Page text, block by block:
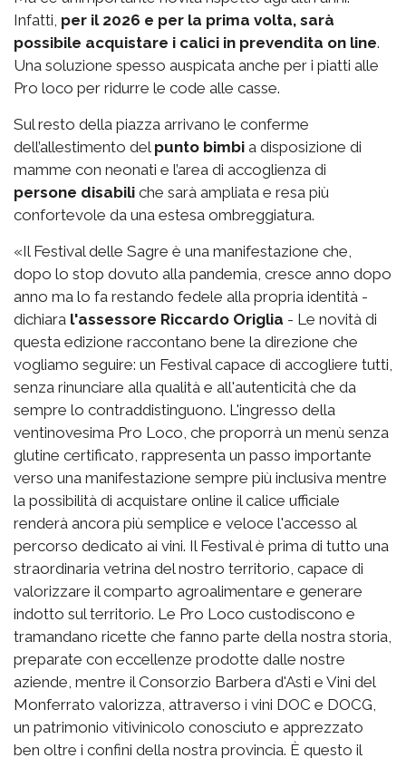
Infatti, per il 2026 e per la prima volta, sarà
possibile acquistare i calici in prevendita on line.
Una soluzione spesso auspicata anche per i piatti alle
Pro loco per ridurre le code alle casse.
Sul resto della piazza arrivano le conferme
dell’allestimento del punto bimbi a disposizione di
mamme con neonati e l’area di accoglienza di
persone disabili che sarà ampliata e resa più
confortevole da una estesa ombreggiatura.
«Il Festival delle Sagre è una manifestazione che,
dopo lo stop dovuto alla pandemia, cresce anno dopo
anno ma lo fa restando fedele alla propria identità -
dichiara l'assessore Riccardo Origlia - Le novità di
questa edizione raccontano bene la direzione che
vogliamo seguire: un Festival capace di accogliere tutti,
senza rinunciare alla qualità e all'autenticità che da
sempre lo contraddistinguono. L'ingresso della
ventinovesima Pro Loco, che proporrà un menù senza
glutine certificato, rappresenta un passo importante
verso una manifestazione sempre più inclusiva mentre
la possibilità di acquistare online il calice ufficiale
renderà ancora più semplice e veloce l'accesso al
percorso dedicato ai vini. Il Festival è prima di tutto una
straordinaria vetrina del nostro territorio, capace di
valorizzare il comparto agroalimentare e generare
indotto sul territorio. Le Pro Loco custodiscono e
tramandano ricette che fanno parte della nostra storia,
preparate con eccellenze prodotte dalle nostre
aziende, mentre il Consorzio Barbera d'Asti e Vini del
Monferrato valorizza, attraverso i vini DOC e DOCG,
un patrimonio vitivinicolo conosciuto e apprezzato
ben oltre i confini della nostra provincia. È questo il